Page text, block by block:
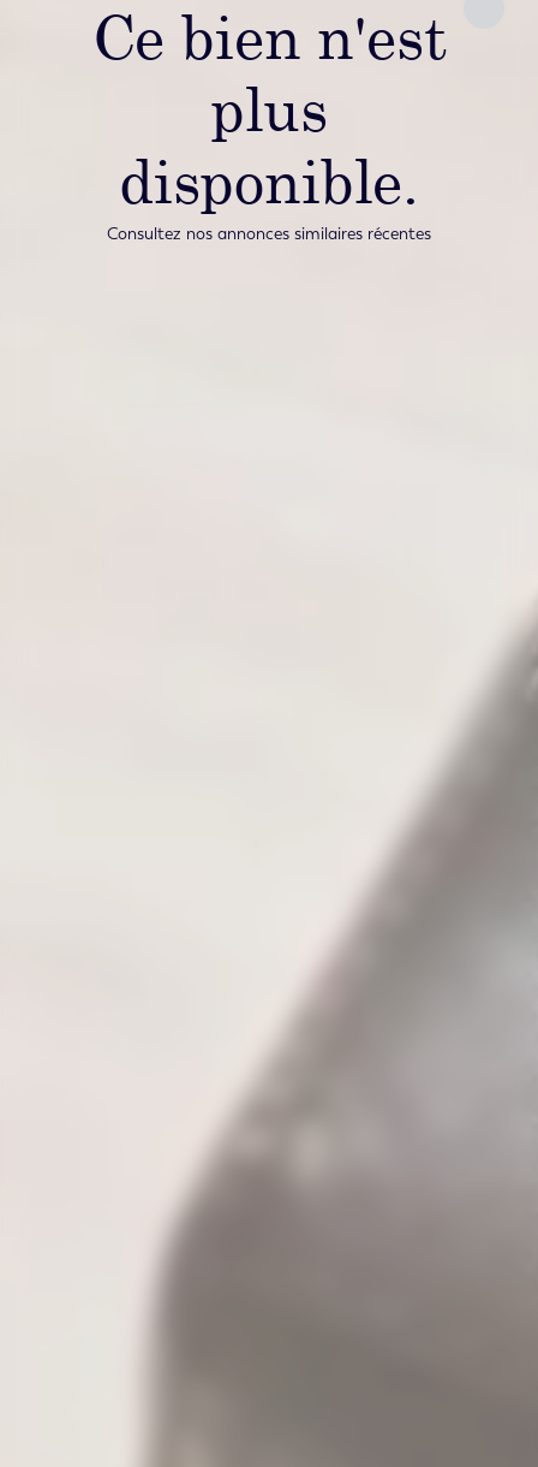
Ce bien n'est
plus
disponible.
Consultez nos annonces similaires récentes